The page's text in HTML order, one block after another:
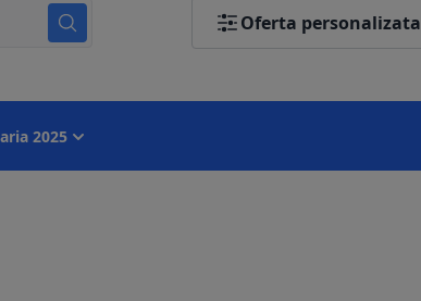
Oferta personalizata
2025